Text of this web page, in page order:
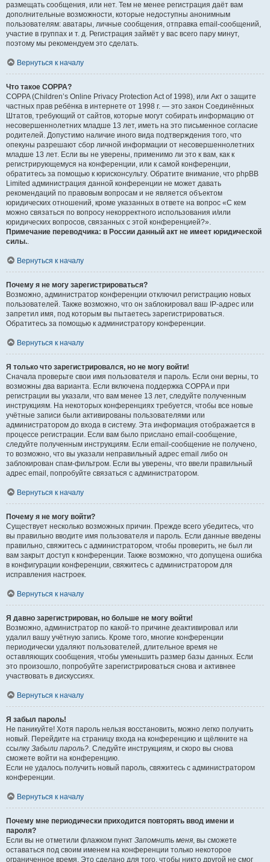
размещать сообщения, или нет. Тем не менее регистрация даёт вам
дополнительные возможности, которые недоступны анонимным
пользователям: аватары, личные сообщения, отправка email-сообщений,
участие в группах и т. д. Регистрация займёт у вас всего пару минут,
поэтому мы рекомендуем это сделать.
Вернуться к началу
Что такое COPPA?
COPPA (Children’s Online Privacy Protection Act of 1998), или Акт о защите
частных прав ребёнка в интернете от 1998 г. — это закон Соединённых
Штатов, требующий от сайтов, которые могут собирать информацию от
несовершеннолетних младше 13 лет, иметь на это письменное согласие
родителей. Допустимо наличие иного вида подтверждения того, что
опекуны разрешают сбор личной информации от несовершеннолетних
младше 13 лет. Если вы не уверены, применимо ли это к вам, как к
регистрирующемуся на конференции, или к самой конференции,
обратитесь за помощью к юрисконсульту. Обратите внимание, что phpBB
Limited администрация данной конференции не может давать
рекомендаций по правовым вопросам и не является объектом
юридических отношений, кроме указанных в ответе на вопрос «С кем
можно связаться по вопросу некорректного использования и/или
юридических вопросов, связанных с этой конференцией?».
Примечание переводчика: в России данный акт не имеет юридической
силы..
Вернуться к началу
Почему я не могу зарегистрироваться?
Возможно, администратор конференции отключил регистрацию новых
пользователей. Также возможно, что он заблокировал ваш IP-адрес или
запретил имя, под которым вы пытаетесь зарегистрироваться.
Обратитесь за помощью к администратору конференции.
Вернуться к началу
Я только что зарегистрировался, но не могу войти!
Сначала проверьте свои имя пользователя и пароль. Если они верны, то
возможны два варианта. Если включена поддержка COPPA и при
регистрации вы указали, что вам менее 13 лет, следуйте полученным
инструкциям. На некоторых конференциях требуется, чтобы все новые
учётные записи были активированы пользователями или
администратором до входа в систему. Эта информация отображается в
процессе регистрации. Если вам было прислано email-сообщение,
следуйте полученным инструкциям. Если email-сообщение не получено,
то возможно, что вы указали неправильный адрес email либо он
заблокирован спам-фильтром. Если вы уверены, что ввели правильный
адрес email, попробуйте связаться с администратором.
Вернуться к началу
Почему я не могу войти?
Существует несколько возможных причин. Прежде всего убедитесь, что
вы правильно вводите имя пользователя и пароль. Если данные введены
правильно, свяжитесь с администратором, чтобы проверить, не был ли
вам закрыт доступ к конференции. Также возможно, что допущена ошибка
в конфигурации конференции, свяжитесь с администратором для
исправления настроек.
Вернуться к началу
Я давно зарегистрирован, но больше не могу войти!
Возможно, администратор по какой-то причине деактивировал или
удалил вашу учётную запись. Кроме того, многие конференции
периодически удаляют пользователей, длительное время не
оставляющих сообщения, чтобы уменьшить размер базы данных. Если
это произошло, попробуйте зарегистрироваться снова и активнее
участвовать в дискуссиях.
Вернуться к началу
Я забыл пароль!
Не паникуйте! Хотя пароль нельзя восстановить, можно легко получить
новый. Перейдите на страницу входа на конференцию и щёлкните на
ссылку Забыли пароль?. Следуйте инструкциям, и скоро вы снова
сможете войти на конференцию.
Если не удалось получить новый пароль, свяжитесь с администратором
конференции.
Вернуться к началу
Почему мне периодически приходится повторять ввод имени и
пароля?
Если вы не отметили флажком пункт Запомнить меня, вы сможете
оставаться под своим именем на конференции только некоторое
ограниченное время. Это сделано для того, чтобы никто другой не смог